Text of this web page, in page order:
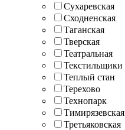
Сухаревская
Сходненская
Таганская
Тверская
Театральная
Текстильщики
Теплый стан
Терехово
Технопарк
Тимирязевская
Третьяковская